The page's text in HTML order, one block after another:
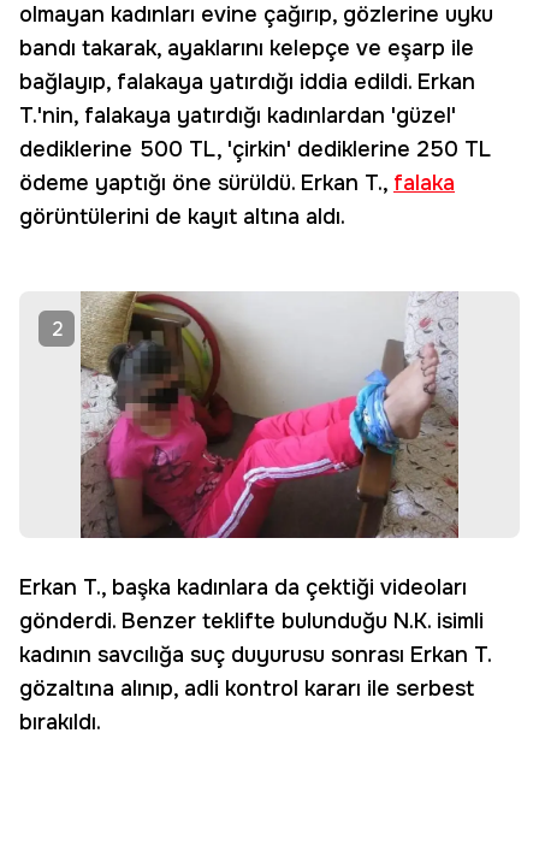
olmayan kadınları evine çağırıp, gözlerine uyku
bandı takarak, ayaklarını kelepçe ve eşarp ile
bağlayıp, falakaya yatırdığı iddia edildi. Erkan
T.'nin, falakaya yatırdığı kadınlardan 'güzel'
dediklerine 500 TL, 'çirkin' dediklerine 250 TL
ödeme yaptığı öne sürüldü. Erkan T., falaka
görüntülerini de kayıt altına aldı.
2
Erkan T., başka kadınlara da çektiği videoları
gönderdi. Benzer teklifte bulunduğu N.K. isimli
kadının savcılığa suç duyurusu sonrası Erkan T.
gözaltına alınıp, adli kontrol kararı ile serbest
bırakıldı.